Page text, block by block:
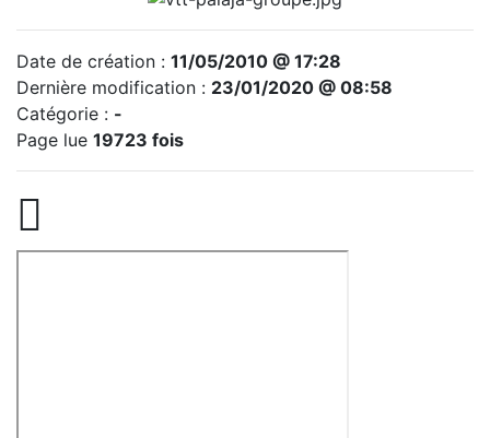
Date de création : 11/05/2010 @ 17:28
Dernière modification : 23/01/2020 @ 08:58
Catégorie : -
Page lue 19723 fois
